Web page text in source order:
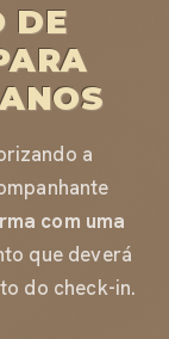
DE
a
com uma
que deverá
do check-in.